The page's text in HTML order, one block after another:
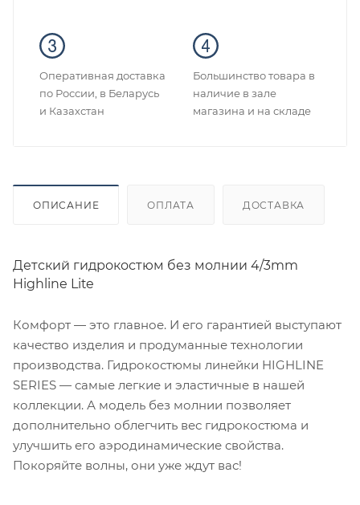
Оперативная доставка
по России, в Беларусь
и Казахстан
Большинство товара в
наличие в зале
магазина и на складе
ОПИСАНИЕ ОПЛАТА ДОСТАВКА
Детский гидрокостюм без молнии 4/3mm
Highline Lite
Комфорт — это главное. И его гарантией выступают
качество изделия и продуманные технологии
производства. Гидрокостюмы линейки HIGHLINE
SERIES — самые легкие и эластичные в нашей
коллекции. А модель без молнии позволяет
дополнительно облегчить вес гидрокостюма и
улучшить его аэродинамические свойства.
Покоряйте волны, они уже ждут вас!